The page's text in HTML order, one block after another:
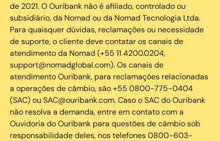
de 2021. O Ouribank não é afiliado, controlado ou
subsidiário, da Nomad ou da Nomad Tecnologia Ltda.
Para quaisquer dúvidas, reclamações ou necessidade
de suporte, o cliente deve contatar os canais de
atendimento da Nomad (+55 11 4200.0204,
support@nomadglobal.com). Os canais de
atendimento Ouribank, para reclamações relacionadas
a operações de câmbio, são +55 0800-775-0404
(SAC) ou SAC@ouribank.com. Caso o SAC do Ouribank
não resolva a demanda, entre em contato com a
Ouvidoria do Ouribank para questões de câmbio sob
responsabilidade deles, nos telefones 0800-603-